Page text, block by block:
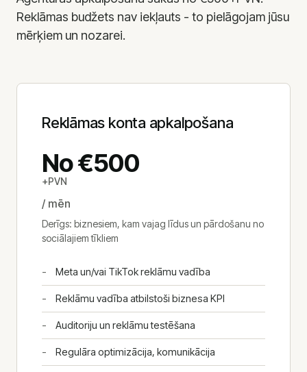
Reklāmas budžets nav iekļauts - to pielāgojam jūsu
mērķiem un nozarei.
Reklāmas konta apkalpošana
No €500
+PVN
/ mēn
Derīgs: biznesiem, kam vajag līdus un pārdošanu no
sociālajiem tīkliem
Meta un/vai TikTok reklāmu vadība
Reklāmu vadība atbilstoši biznesa KPI
Auditoriju un reklāmu testēšana
Regulāra optimizācija, komunikācija